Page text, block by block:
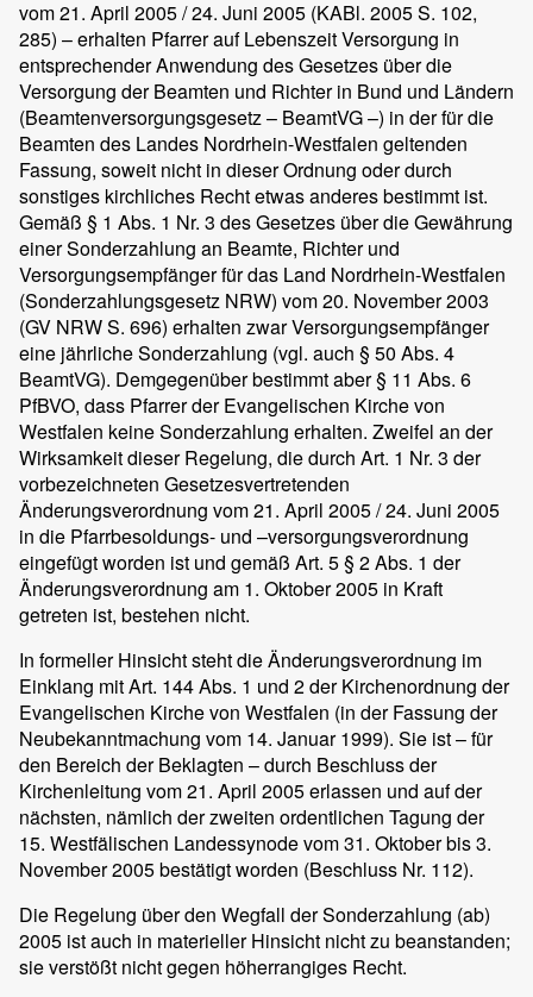
vom 21. April 2005 / 24. Juni 2005 (KABl. 2005 S. 102,
285) – erhalten Pfarrer auf Lebenszeit Versorgung in
entsprechender Anwendung des Gesetzes über die
Versorgung der Beamten und Richter in Bund und Ländern
(Beamtenversorgungsgesetz – BeamtVG –) in der für die
Beamten des Landes Nordrhein-Westfalen geltenden
Fassung, soweit nicht in dieser Ordnung oder durch
sonstiges kirchliches Recht etwas anderes bestimmt ist.
Gemäß § 1 Abs. 1 Nr. 3 des Gesetzes über die Gewährung
einer Sonderzahlung an Beamte, Richter und
Versorgungsempfänger für das Land Nordrhein-Westfalen
(Sonderzahlungsgesetz NRW) vom 20. November 2003
(GV NRW S. 696) erhalten zwar Versorgungsempfänger
eine jährliche Sonderzahlung (vgl. auch § 50 Abs. 4
BeamtVG). Demgegenüber bestimmt aber § 11 Abs. 6
PfBVO, dass Pfarrer der Evangelischen Kirche von
Westfalen keine Sonderzahlung erhalten. Zweifel an der
Wirksamkeit dieser Regelung, die durch Art. 1 Nr. 3 der
vorbezeichneten Gesetzesvertretenden
Änderungsverordnung vom 21. April 2005 / 24. Juni 2005
in die Pfarrbesoldungs- und –versorgungsverordnung
eingefügt worden ist und gemäß Art. 5 § 2 Abs. 1 der
Änderungsverordnung am 1. Oktober 2005 in Kraft
getreten ist, bestehen nicht.
In formeller Hinsicht steht die Änderungsverordnung im
Einklang mit Art. 144 Abs. 1 und 2 der Kirchenordnung der
Evangelischen Kirche von Westfalen (in der Fassung der
Neubekanntmachung vom 14. Januar 1999). Sie ist – für
den Bereich der Beklagten – durch Beschluss der
Kirchenleitung vom 21. April 2005 erlassen und auf der
nächsten, nämlich der zweiten ordentlichen Tagung der
15. Westfälischen Landessynode vom 31. Oktober bis 3.
November 2005 bestätigt worden (Beschluss Nr. 112).
Die Regelung über den Wegfall der Sonderzahlung (ab)
2005 ist auch in materieller Hinsicht nicht zu beanstanden;
sie verstößt nicht gegen höherrangiges Recht.